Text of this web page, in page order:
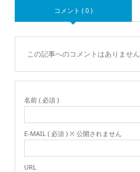
コメント ( 0 )
この記事へのコメントはありません
名前 ( 必須 )
E-MAIL ( 必須 ) ※ 公開されません
URL